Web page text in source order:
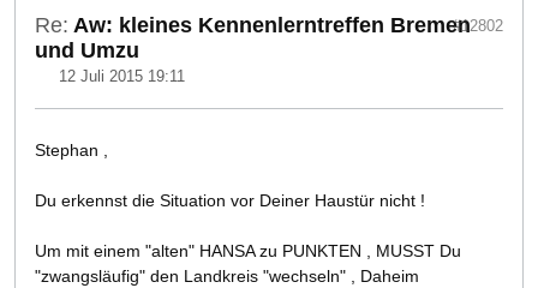
Re: Aw: kleines Kennenlerntreffen Bremen
und Umzu
12 Juli 2015 19:11
#12802
Stephan ,
Du erkennst die Situation vor Deiner Haustür nicht !
Um mit einem "alten" HANSA zu PUNKTEN , MUSST Du
"zwangsläufig" den Landkreis "wechseln" , Daheim